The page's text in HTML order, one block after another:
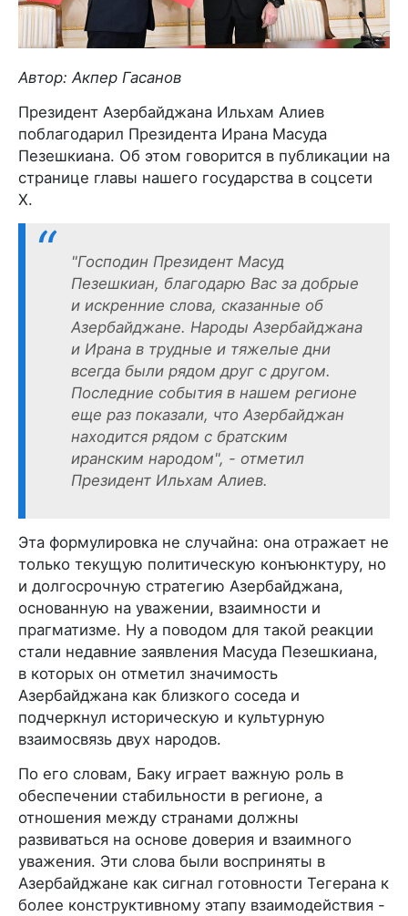
Автор: Акпер Гасанов
Президент Азербайджана Ильхам Алиев
поблагодарил Президента Ирана Масуда
Пезешкиана. Об этом говорится в публикации на
странице главы нашего государства в соцсети
X.
"Господин Президент Масуд
Пезешкиан, благодарю Вас за добрые
и искренние слова, сказанные об
Азербайджане. Народы Азербайджана
и Ирана в трудные и тяжелые дни
всегда были рядом друг с другом.
Последние события в нашем регионе
еще раз показали, что Азербайджан
находится рядом с братским
иранским народом", - отметил
Президент Ильхам Алиев.
Эта формулировка не случайна: она отражает не
только текущую политическую конъюнктуру, но
и долгосрочную стратегию Азербайджана,
основанную на уважении, взаимности и
прагматизме. Ну а поводом для такой реакции
стали недавние заявления Масуда Пезешкиана,
в которых он отметил значимость
Азербайджана как близкого соседа и
подчеркнул историческую и культурную
взаимосвязь двух народов.
По его словам, Баку играет важную роль в
обеспечении стабильности в регионе, а
отношения между странами должны
развиваться на основе доверия и взаимного
уважения. Эти слова были восприняты в
Азербайджане как сигнал готовности Тегерана к
более конструктивному этапу взаимодействия -